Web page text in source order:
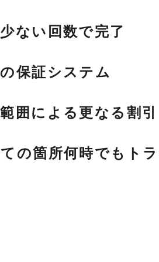
ない回数で完了
保証システム
囲による更なる割引
の箇所何時でもト